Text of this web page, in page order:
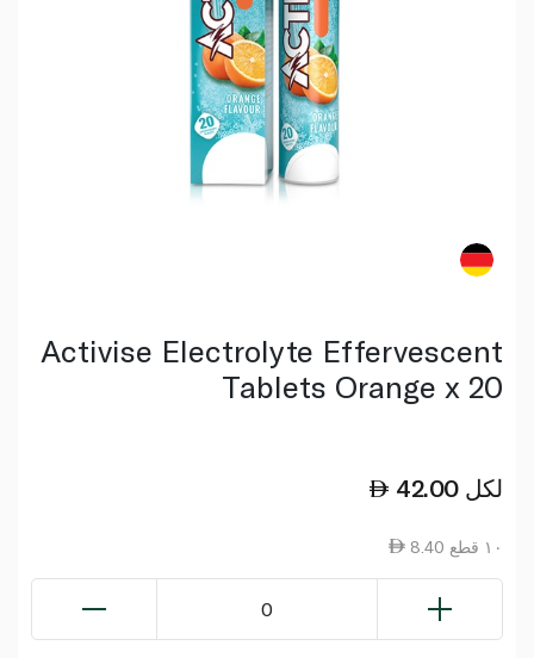
Activise Electrolyte Effervescent
Tablets Orange x 20
42.00 لكل
8.40 ١٠ قطع
0